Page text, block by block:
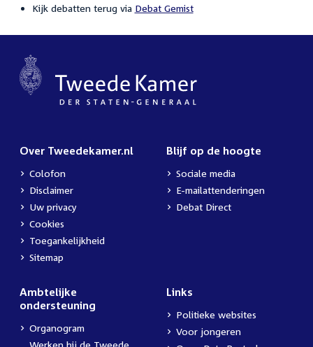
Kijk debatten terug via Debat Gemist
Over Tweedekamer.nl
Colofon
Disclaimer
Uw privacy
Cookies
Toegankelijkheid
Sitemap
Blijf op de hoogte
Sociale media
E-mailattenderingen
Debat Direct
Ambtelijke
ondersteuning
Organogram
Werken bij de Tweede
Links
Politieke websites
Voor jongeren